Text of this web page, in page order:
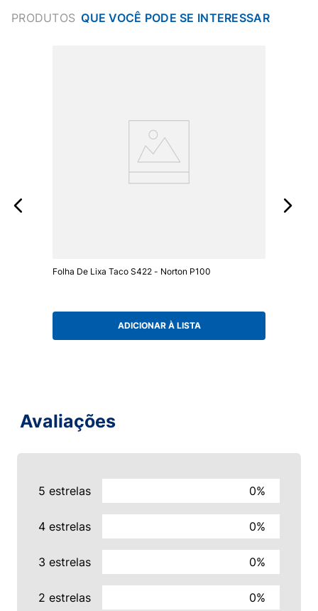
PRODUTOS
Folha De Lixa Taco S422 - Norton P100
ADICIONAR À LISTA
Avaliações
5 estrelas 0%
4 estrelas 0%
3 estrelas 0%
2 estrelas 0%